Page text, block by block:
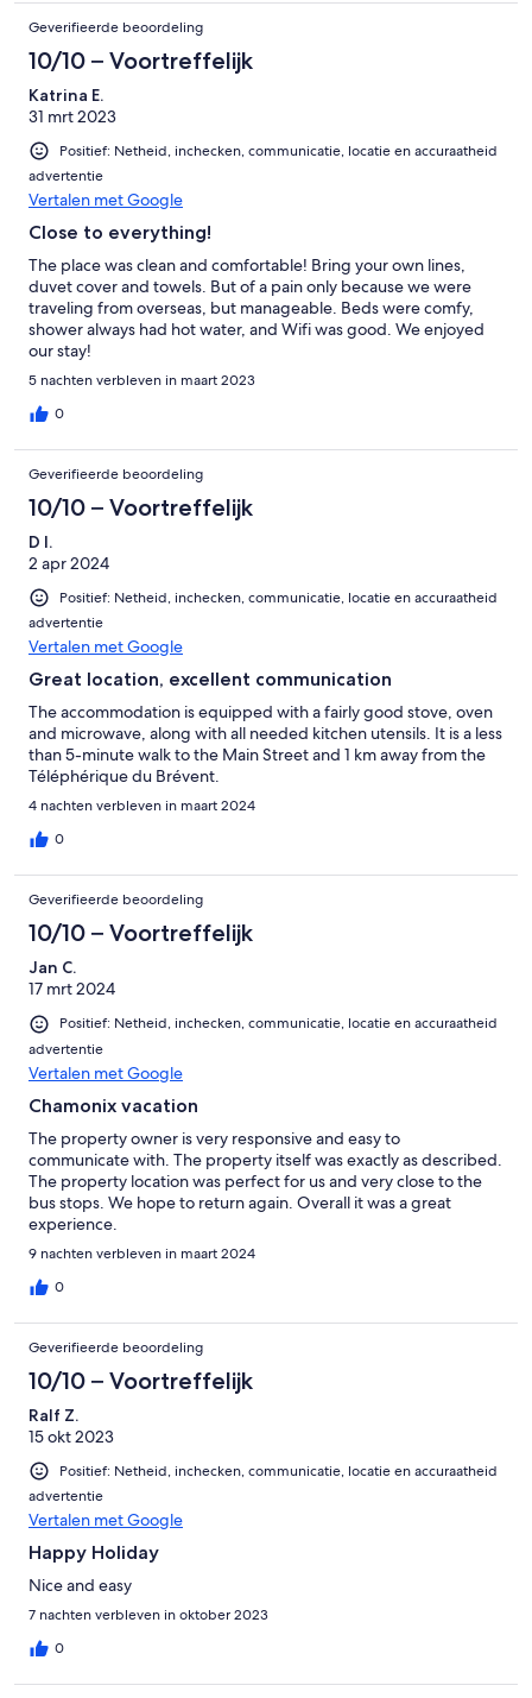
Geverifieerde beoordeling
10/10 – Voortreffelijk
Katrina E.
31 mrt 2023
Positief: Netheid, inchecken, communicatie, locatie en accuraatheid
advertentie
Vertalen met Google
Close to everything!
The place was clean and comfortable! Bring your own lines,
duvet cover and towels. But of a pain only because we were
traveling from overseas, but manageable. Beds were comfy,
shower always had hot water, and Wifi was good. We enjoyed
our stay!
5 nachten verbleven in maart 2023
0
Geverifieerde beoordeling
10/10 – Voortreffelijk
D I.
2 apr 2024
Positief: Netheid, inchecken, communicatie, locatie en accuraatheid
advertentie
Vertalen met Google
Great location, excellent communication
The accommodation is equipped with a fairly good stove, oven
and microwave, along with all needed kitchen utensils. It is a less
than 5-minute walk to the Main Street and 1 km away from the
Téléphérique du Brévent.
4 nachten verbleven in maart 2024
0
Geverifieerde beoordeling
10/10 – Voortreffelijk
Jan C.
17 mrt 2024
Positief: Netheid, inchecken, communicatie, locatie en accuraatheid
advertentie
Vertalen met Google
Chamonix vacation
The property owner is very responsive and easy to
communicate with. The property itself was exactly as described.
The property location was perfect for us and very close to the
bus stops. We hope to return again. Overall it was a great
experience.
9 nachten verbleven in maart 2024
0
Geverifieerde beoordeling
10/10 – Voortreffelijk
Ralf Z.
15 okt 2023
Positief: Netheid, inchecken, communicatie, locatie en accuraatheid
advertentie
Vertalen met Google
Happy Holiday
Nice and easy
7 nachten verbleven in oktober 2023
0